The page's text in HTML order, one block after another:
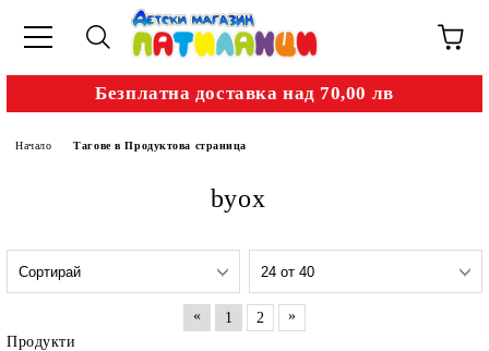
Безплатна доставка над 70,00 лв
Начало Тагове в Продуктова страница
byox
« 1 2
»
Продукти